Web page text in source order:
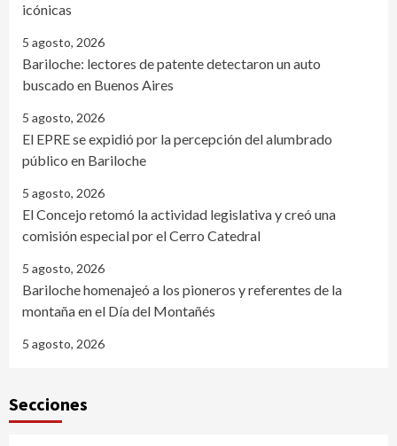
icónicas
5 agosto, 2026
Bariloche: lectores de patente detectaron un auto
buscado en Buenos Aires
5 agosto, 2026
El EPRE se expidió por la percepción del alumbrado
público en Bariloche
5 agosto, 2026
El Concejo retomó la actividad legislativa y creó una
comisión especial por el Cerro Catedral
5 agosto, 2026
Bariloche homenajeó a los pioneros y referentes de la
montaña en el Día del Montañés
5 agosto, 2026
Secciones